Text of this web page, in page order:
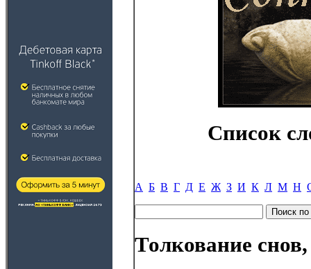
Список
А Б В Г Д Е Ж З И К Л М Н
Толкование